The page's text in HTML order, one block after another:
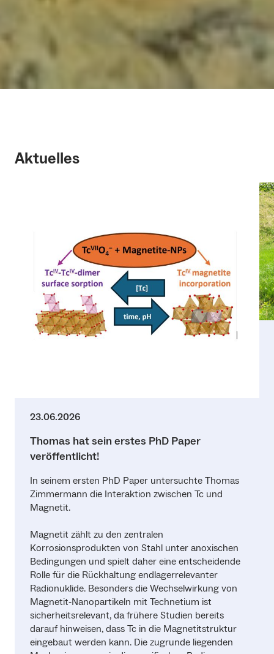
Aktuelles
23.06.2026
Thomas hat sein erstes PhD Paper
veröffentlicht!
In seinem ersten PhD Paper untersuchte Thomas
Zimmermann die Interaktion zwischen Tc und
Magnetit.
Magnetit zählt zu den zentralen
Korrosionsprodukten von Stahl unter anoxischen
Bedingungen und spielt daher eine entscheidende
Rolle für die Rückhaltung endlagerrelevanter
Radionuklide. Besonders die Wechselwirkung von
Magnetit‑Nanopartikeln mit Technetium ist
sicherheitsrelevant, da frühere Studien bereits
darauf hinweisen, dass Tc in die Magnetitstruktur
eingebaut werden kann. Die zugrunde liegenden